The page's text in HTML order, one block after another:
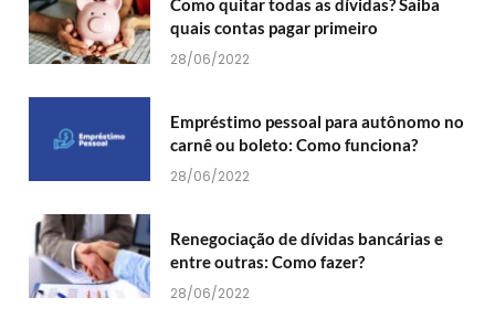
Como quitar todas as dívidas? Saiba
quais contas pagar primeiro
28/06/2022
Empréstimo pessoal para autônomo no
carnê ou boleto: Como funciona?
28/06/2022
Renegociação de dívidas bancárias e
entre outras: Como fazer?
28/06/2022